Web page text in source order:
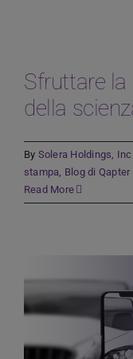
Sfruttare la
della
By Solera Holdings,
stampa, Blog di Qapter
Read More